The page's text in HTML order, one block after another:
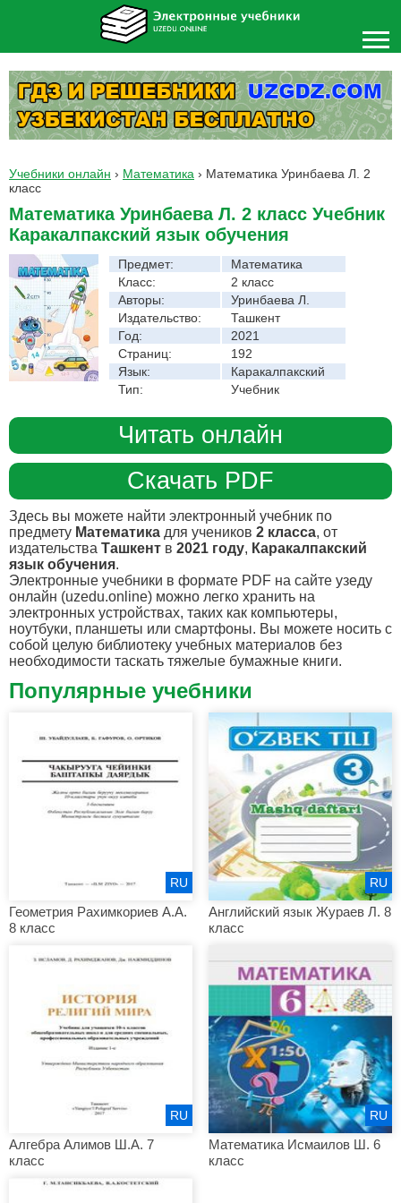
Учебники онлайн › Математика › Математика Уринбаева Л. 2
класс
Математика Уринбаева Л. 2 класс Учебник
Каракалпакский язык обучения
Предмет:
Математика
Класс:
2 класс
Авторы:
Уринбаева Л.
Издательство:
Ташкент
Год:
2021
Страниц:
192
Язык:
Каракалпакский
Тип:
Учебник
Читать онлайн
Скачать PDF
Здесь вы можете найти электронный учебник по
предмету Математика для учеников 2 класса, от
издательства Ташкент в 2021 году, Каракалпакский
язык обучения.
Электронные учебники в формате PDF на сайте узеду
онлайн (uzedu.online) можно легко хранить на
электронных устройствах, таких как компьютеры,
ноутбуки, планшеты или смартфоны. Вы можете носить с
собой целую библиотеку учебных материалов без
необходимости таскать тяжелые бумажные книги.
Популярные учебники
Геометрия Рахимкориев А.А.
8 класс
RU
Английский язык Жураев Л. 8
класс
RU
Алгебра Алимов Ш.А. 7
класс
RU
Математика Исмаилов Ш. 6
класс
RU